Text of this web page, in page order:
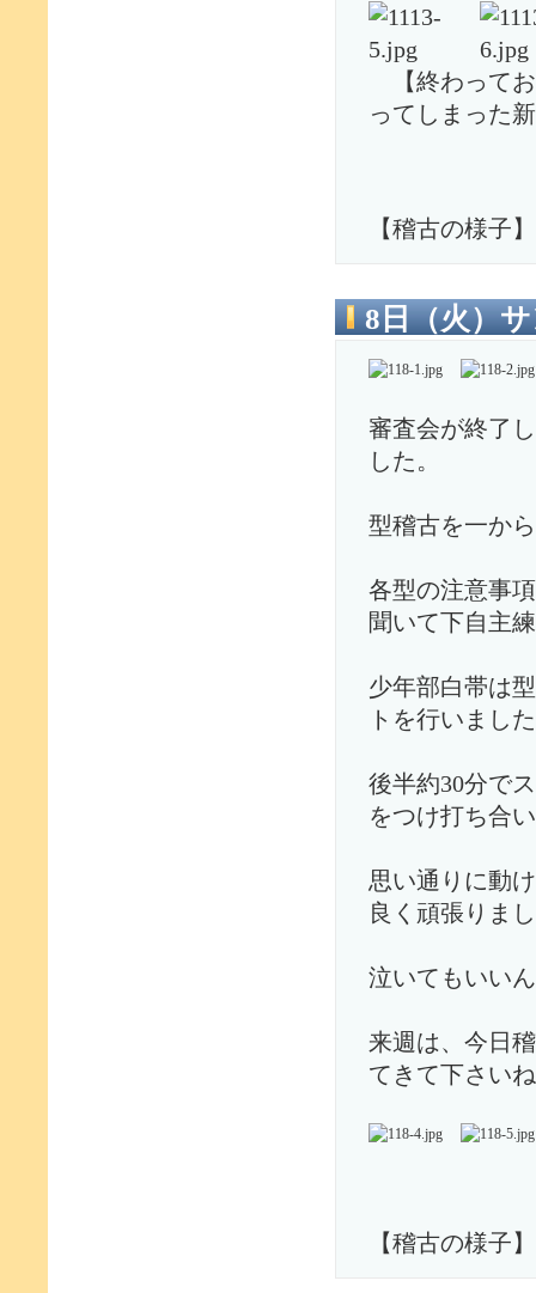
【終
ってしまった
【稽古の様子】
8日（火）
審査会が終了
した。
型稽古を一か
各型の注意事
聞いて下自主
少年部白帯は
トを行いまし
後半約30分で
をつけ打ち合
思い通りに動
良く頑張りま
泣いてもいい
来週は、今日
てきて下さい
【稽古の様子】